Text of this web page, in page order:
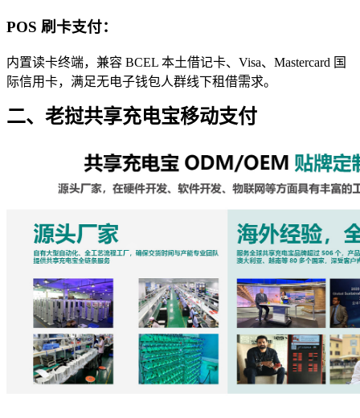
POS 刷卡支付：
内置读卡终端，兼容 BCEL 本土借记卡、Visa、Mastercard 国
际信用卡，满足无电子钱包人群线下租借需求。
二、老挝共享充电宝移动支付